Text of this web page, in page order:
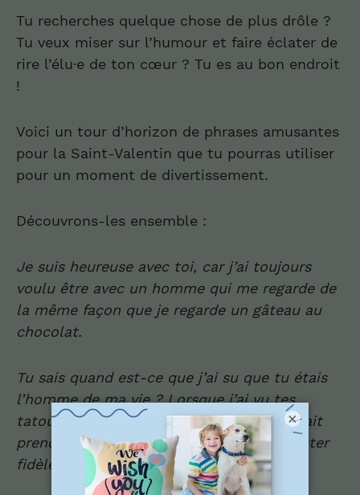
Tu recherches quelque chose de plus drôle ?
Tu veux miser sur l’humour et faire éclater de
rire l’élu·e de ton cœur ? Tu es au bon endroit
!
Voici un tour d’horizon de phrases amusantes
pour la Saint-Valentin que tu pourras utiliser
pour un moment de divertissement.
Découvrons-les ensemble :
Je suis heureuse avec toi, car j’ai toujours
voulu être avec un homme qui me regarde de
la même façon que je regarde un gâteau au
chocolat.
Tu sais quand est-ce que j’ai su que tu étais
l’homme de ma vie ?Lorsque j’ai vu tes
tatouages… Je me suis dit, cet homme sait
prendre une mauvaise décision, puis y rester
fidèle !
×